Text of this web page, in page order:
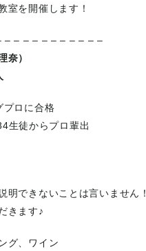
室を開催します！
– – – – – – – – – – –
奈）
プロに合格
生徒からプロ輩出
明できないことは言いません！
きます♪
グ、ワイン